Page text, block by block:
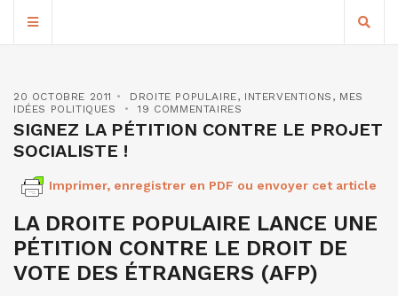
20 OCTOBRE 2011 DROITE POPULAIRE, INTERVENTIONS , MES
IDÉES POLITIQUES
19 COMMENTAIRES
SIGNEZ LA PÉTITION CONTRE LE PROJET
SOCIALISTE !
Imprimer, enregistrer en PDF ou envoyer cet article
LA DROITE POPULAIRE LANCE UNE
PÉTITION CONTRE LE DROIT DE
VOTE DES ÉTRANGERS (AFP)